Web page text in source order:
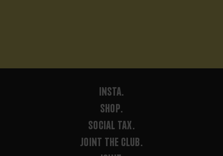
INSTA.
SHOP.
SOCIAL TAX.
JOINT THE CLUB.